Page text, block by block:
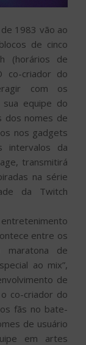
1983 vão ao
de cinco
(horários de
co-criador do
com os
equipe do
dos nomes de
nos gadgets
intervalos da
transmitirá
na série
da Twitch
entre os
maratona de
ao mix”,
de
co-criador do
fãs no bate-
de usuário
em artes